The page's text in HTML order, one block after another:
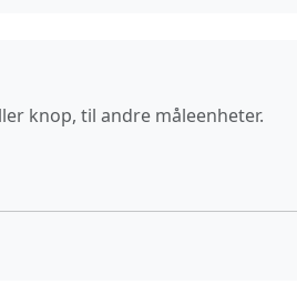
knop, til andre måleenheter.